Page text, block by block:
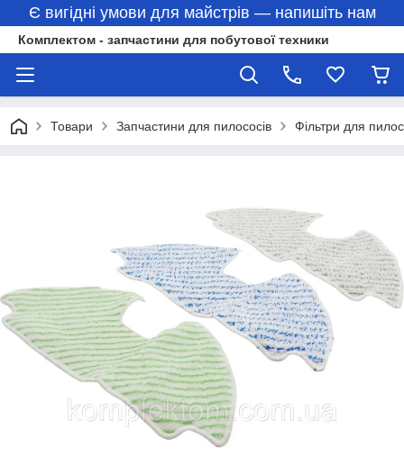
Є вигідні умови для майстрів — напишіть нам
Комплектом - запчастини для побутової техники
Товари Запчастини для пилососів Фільтри для